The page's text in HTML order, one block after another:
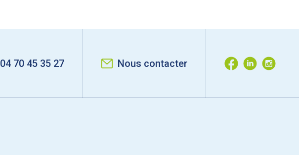
04 70 45 35 27 Nous contacter